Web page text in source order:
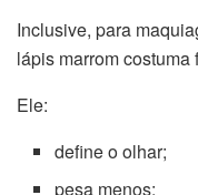
Inclusive, para
lápis marrom
Ele:
define o olhar;
pesa menos;